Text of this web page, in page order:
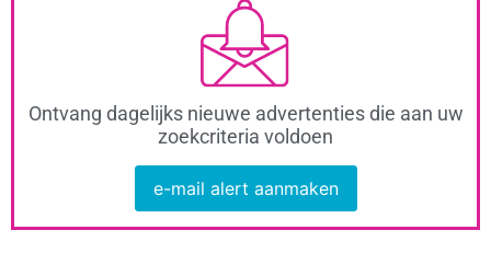
Ontvang dagelijks nieuwe advertenties die aan uw
zoekcriteria voldoen
e-mail alert aanmaken